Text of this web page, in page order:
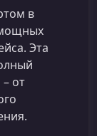
в
Эта
от